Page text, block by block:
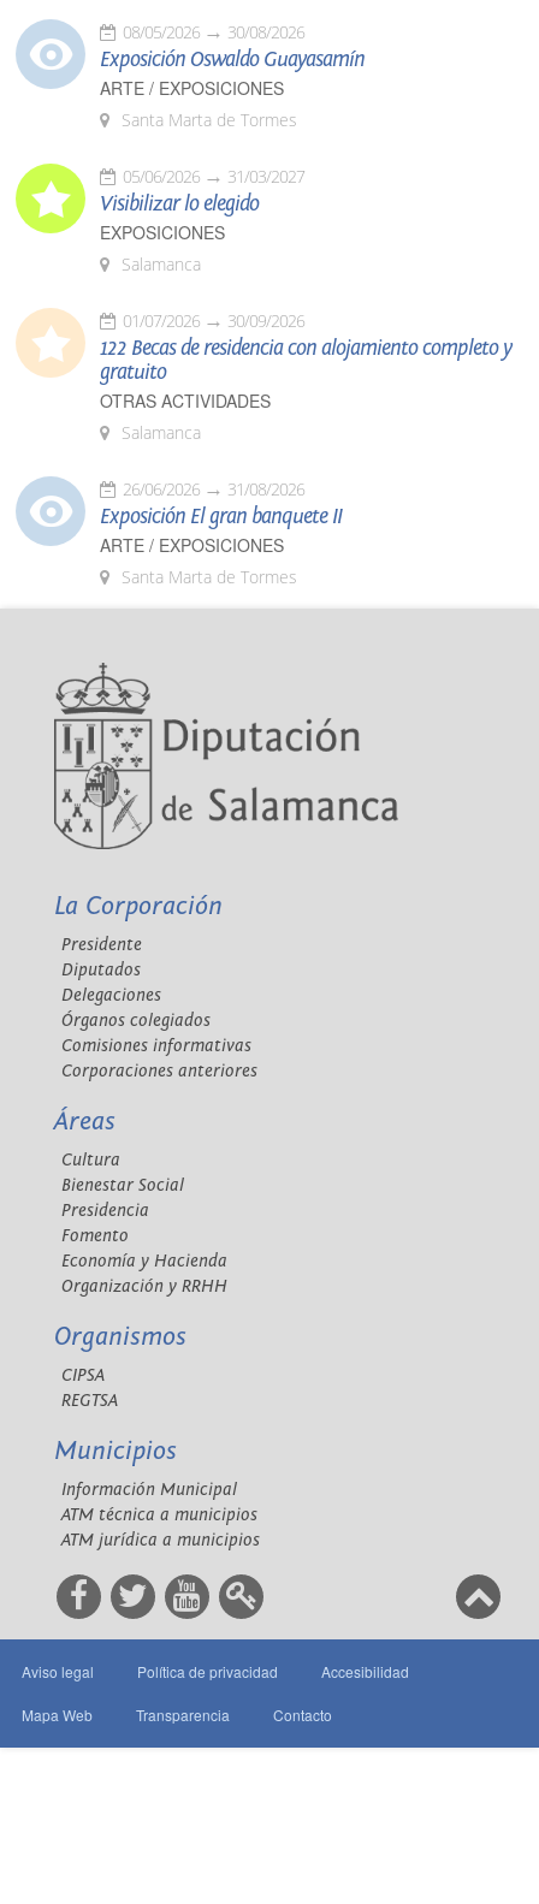
08/05/2026 30/08/2026
Exposición Oswaldo Guayasamín
ARTE / EXPOSICIONES
Santa Marta de Tormes
05/06/2026 31/03/2027
Visibilizar lo elegido
EXPOSICIONES
Salamanca
01/07/2026 30/09/2026
122 Becas de residencia con alojamiento completo y
gratuito
OTRAS ACTIVIDADES
Salamanca
26/06/2026 31/08/2026
Exposición El gran banquete II
ARTE / EXPOSICIONES
Santa Marta de Tormes
La Corporación
Presidente
Diputados
Delegaciones
Órganos colegiados
Comisiones informativas
Corporaciones anteriores
Áreas
Cultura
Bienestar Social
Presidencia
Fomento
Economía y Hacienda
Organización y RRHH
Organismos
CIPSA
REGTSA
Municipios
Información Municipal
ATM técnica a municipios
ATM jurídica a municipios
Aviso legal Política de privacidad Accesibilidad
Mapa Web Transparencia Contacto